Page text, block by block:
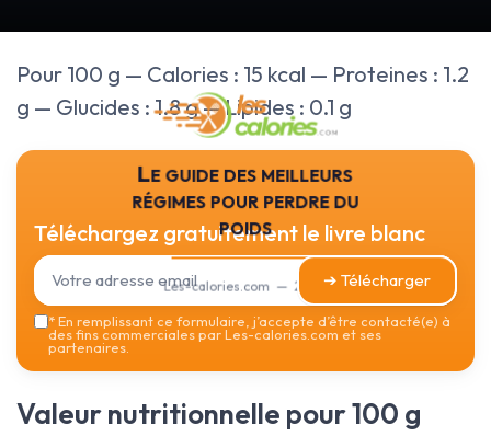
Pour 100 g — Calories : 15 kcal — Proteines : 1.2
g — Glucides : 1.8 g — Lipides : 0.1 g
Le guide des meilleurs
régimes pour perdre du
poids
Les-calories.com — 2026
Téléchargez gratuitement le livre blanc
➔ Télécharger
*En remplissant ce formulaire, j’accepte d’être contacté(e) à
des fins commerciales par Les-calories.com et ses
partenaires.
Valeur nutritionnelle pour 100 g